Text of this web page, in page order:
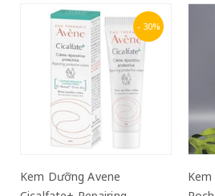
- 30%
Kem Dưỡng Phục Hồi